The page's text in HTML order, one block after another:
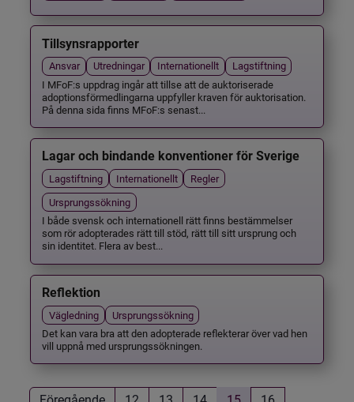
Tillsynsrapporter
Ansvar Utredningar Internationellt
Lagstiftning
I MFoF:s uppdrag ingår att tillse att de auktoriserade
adoptionsförmedlingarna uppfyller kraven för auktorisation.
På denna sida finns MFoF:s senast...
Lagar och bindande konventioner för Sverige
Lagstiftning Internationellt
Regler
Ursprungssökning
I både svensk och internationell rätt finns bestämmelser
som rör adopterades rätt till stöd, rätt till sitt ursprung och
sin identitet. Flera av best...
Reflektion
Vägledning
Ursprungssökning
Det kan vara bra att den adopterade reflekterar över vad hen
vill uppnå med ursprungssökningen.